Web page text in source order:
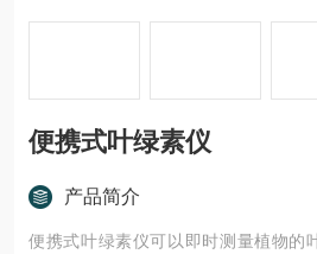
便携式叶绿素仪
产品简介
便携式叶绿素仪可以即时测量植物的